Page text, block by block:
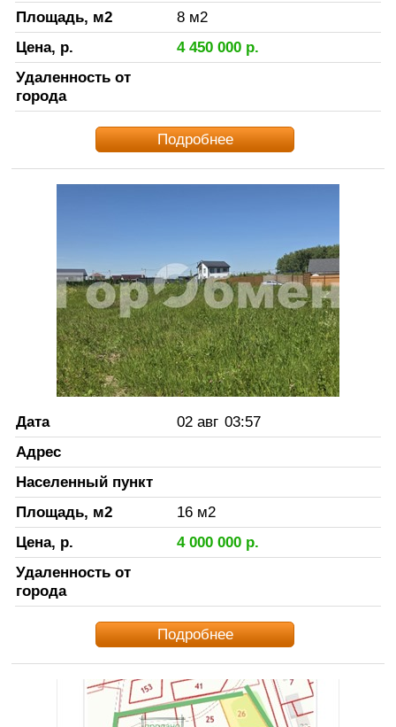
Площадь, м2 8 м2
Цена, р.
4 450 000р.
Удаленность от
города
Подробнее
Дата 02 авг 03:57
Адрес
Населенный пункт
Площадь, м2
16 м2
Цена, р.
4 000 000р.
Удаленность от
города
Подробнее